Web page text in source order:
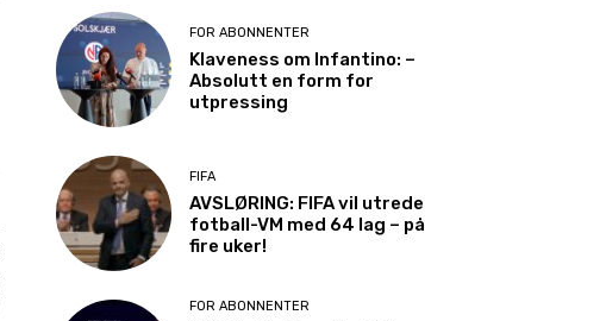
FOR ABONNENTER
Klaveness om Infantino: –
Absolutt en form for
utpressing
FIFA
AVSLØRING: FIFA vil utrede
fotball-VM med 64 lag – på
fire uker!
FOR ABONNENTER